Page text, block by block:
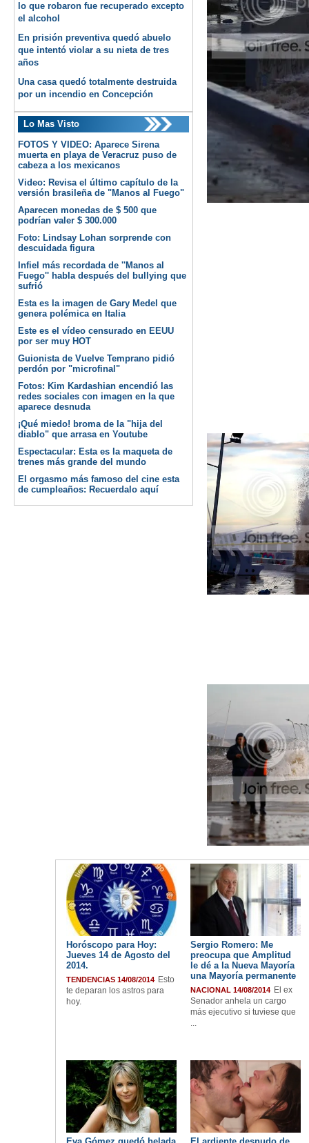
lo que robaron fue recuperado excepto
el alcohol
En prisión preventiva quedó abuelo
que intentó violar a su nieta de tres
años
Una casa quedó totalmente destruida
por un incendio en Concepción
Lo Mas Visto
FOTOS Y VIDEO: Aparece Sirena
muerta en playa de Veracruz puso de
cabeza a los mexicanos
Video: Revisa el último capítulo de la
versión brasileña de "Manos al Fuego"
Aparecen monedas de $ 500 que
podrían valer $ 300.000
Foto: Lindsay Lohan sorprende con
descuidada figura
Infiel más recordada de ''Manos al
Fuego'' habla después del bullying que
sufrió
Esta es la imagen de Gary Medel que
genera polémica en Italia
Este es el vídeo censurado en EEUU
por ser muy HOT
Guionista de Vuelve Temprano pidió
perdón por "microfinal"
Fotos: Kim Kardashian encendió las
redes sociales con imagen en la que
aparece desnuda
¡Qué miedo! broma de la "hija del
diablo" que arrasa en Youtube
Espectacular: Esta es la maqueta de
trenes más grande del mundo
El orgasmo más famoso del cine esta
de cumpleaños: Recuerdalo aquí
Horóscopo para Hoy:
Jueves 14 de Agosto del
2014.
TENDENCIAS 14/08/2014 Esto
te deparan los astros para
hoy.
Sergio Romero: Me
preocupa que Amplitud
le dé a la Nueva Mayoría
una Mayoría permanente
NACIONAL 14/08/2014 El ex
Senador anhela un cargo
más ejecutivo si tuviese que